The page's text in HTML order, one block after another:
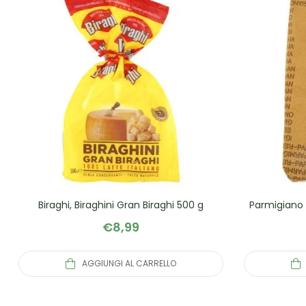
Biraghi, Biraghini Gran Biraghi 500 g
€8,99
AGGIUNGI AL CARRELLO
Parmigiano